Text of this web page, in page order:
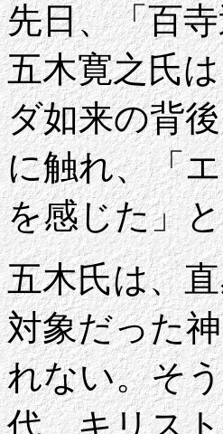
先日、「百
五木寛之氏
ダ如来の背
に触れ、「
を感じた」
五木氏は、
対象だった
れない。そ
代、キリス